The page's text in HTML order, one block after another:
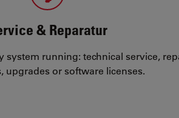
& Reparatur
system running: technical service,
upgrades or software licenses.